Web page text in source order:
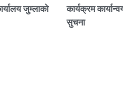
जुम्लाकाे
कार्यक्रम
सुचना